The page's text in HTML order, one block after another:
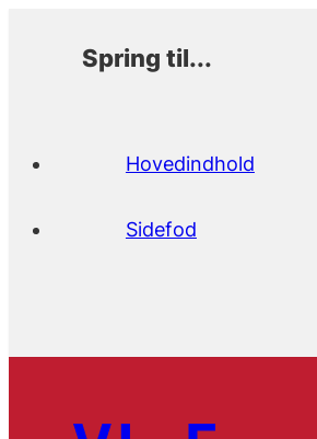
Spring til...
Hovedindhold
Sidefod